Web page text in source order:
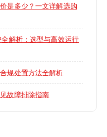
是多少？一文详解选购
解析：选型与高效运行
规处置方法全解析
故障排除指南